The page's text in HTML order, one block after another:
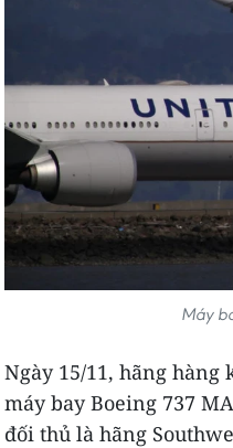
Máy
Ngày 15/11, hãng
máy bay Boeing 737
đối thủ là hãng